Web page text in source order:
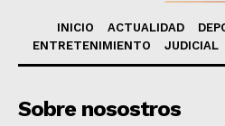
INICIO ACTUALIDAD
ENTRETENIMIENTO
JUDICIAL
Sobre nosostros